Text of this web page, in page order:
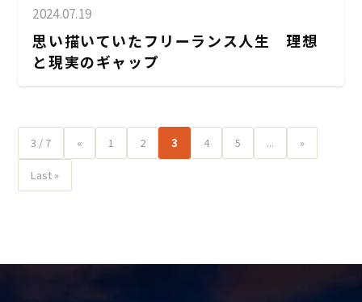
2024.07.19
思い描いていたフリーランス人生 理想
と現実のギャップ
3 / 7 « 1 2 3 4 5 ... »
Last »